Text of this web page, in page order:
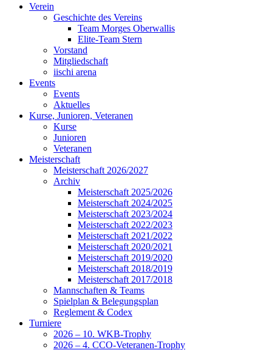
Verein
Geschichte des Vereins
Team Morges Oberwallis
Elite-Team Stern
Vorstand
Mitgliedschaft
iischi arena
Events
Events
Aktuelles
Kurse, Junioren, Veteranen
Kurse
Junioren
Veteranen
Meisterschaft
Meisterschaft 2026/2027
Archiv
Meisterschaft 2025/2026
Meisterschaft 2024/2025
Meisterschaft 2023/2024
Meisterschaft 2022/2023
Meisterschaft 2021/2022
Meisterschaft 2020/2021
Meisterschaft 2019/2020
Meisterschaft 2018/2019
Meisterschaft 2017/2018
Mannschaften & Teams
Spielplan & Belegungsplan
Reglement & Codex
Turniere
2026 – 10. WKB-Trophy
2026 – 4. CCO-Veteranen-Trophy